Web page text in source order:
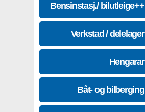
Bensinstasj./ bilutleige++
Verkstad / delelager
Hengarar
Båt- og bilberging